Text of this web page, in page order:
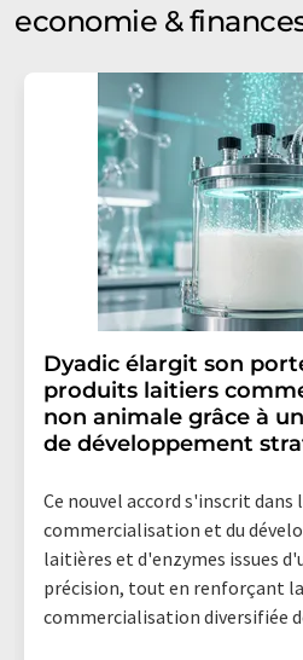
economie &
Dyadic élargit son
produits laitiers
non animale grâce à
de développement
Ce nouvel accord s'inscrit dans
commercialisation et du
laitières et d'enzymes issues
précision, tout en renforçant
commercialisation diversifiée